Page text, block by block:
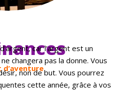
d’aventure
car l’argent est un
changera pas la donne. Vous
non de but. Vous pourrez
cette année, grâce à vos